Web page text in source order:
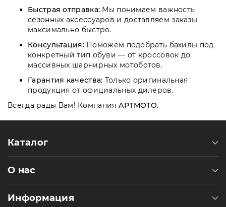
Быстрая отправка: Мы понимаем важность
сезонных аксессуаров и доставляем заказы
максимально быстро.
Консультация:Поможем подобрать бахилы под
конкретный тип обуви — от кроссовок до
массивных шарнирных мотоботов.
Гарантия качества: Только оригинальная
продукция от официальных дилеров.
Всегда рады Вам! Компания АРТМОТО.
Каталог
О нас
Информация